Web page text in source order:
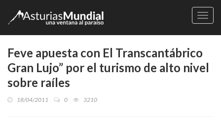
Feve apuesta con El Transcantábrico
Gran Lujo” por el turismo de alto nivel
sobre raíles
18/04/2011 0 3210